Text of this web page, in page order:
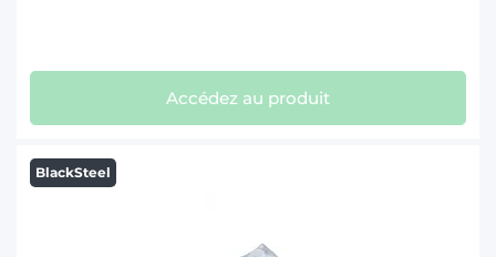
Accédez au produit
BlackSteel